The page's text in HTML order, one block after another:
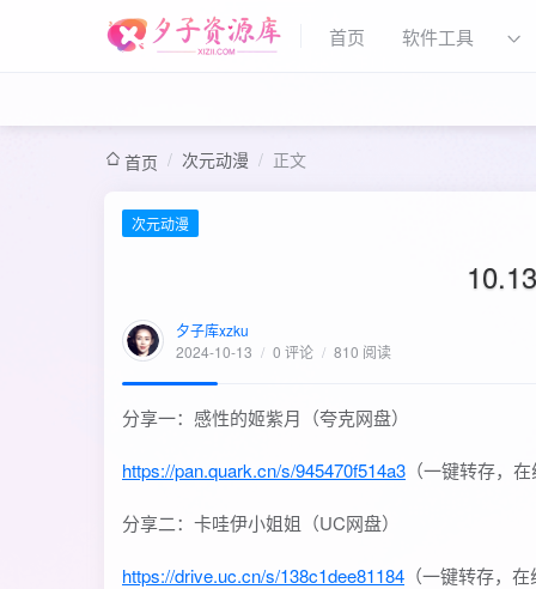
首页 软件工具
首页 / 次元动漫 / 正文
次元动漫
夕子库xzku
2024-10-13 / 0 评论 / 810 阅读
分享一：感性的姬紫月（夸克网盘）
https://pan.quark.cn/s/945470f514a3 （一键转存，
分享二：卡哇伊小姐姐（UC网盘）
https://drive.uc.cn/s/138c1dee81184 （一键转存，